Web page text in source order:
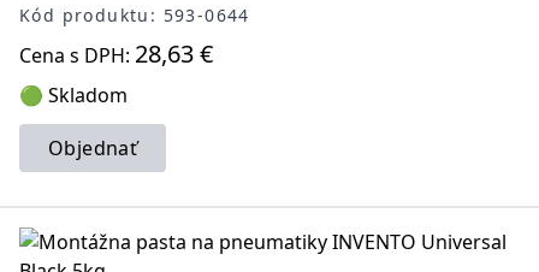
Kód produktu: 593-0644
Cena s DPH: 28,63 €
🟢 Skladom
Objednať